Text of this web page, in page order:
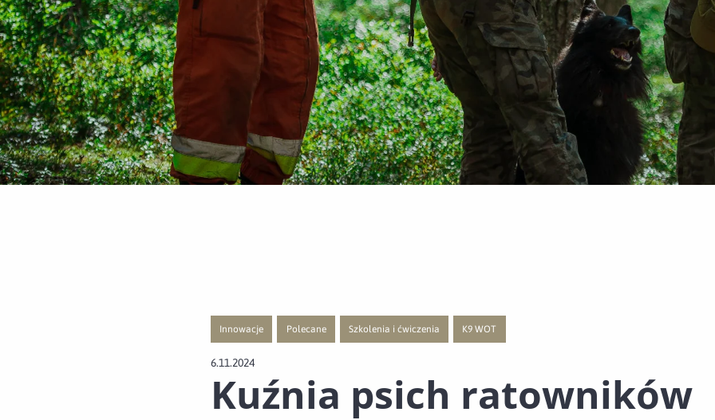
Innowacje
Przejście do nowej strony z listą publikacji o kategorii Innowacje
Polecane
Przejście do nowej strony z listą publikacji o kategorii Polecane
Szkolenia i ćwiczenia
Przejście do nowej strony z listą publikacji o kategorii Szkolenia i ćwiczenia
K9 WOT
Przejście do nowej strony z listą publikacji o kategorii K9
6.11.2024
Kuźnia psich ratowników